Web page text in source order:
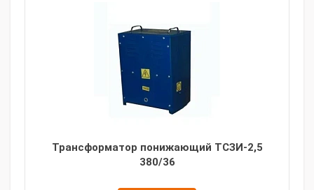
Трансформатор понижающий ТСЗИ-2,5
380/36